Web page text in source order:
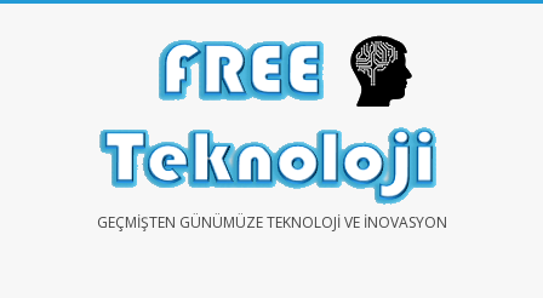
FREEGEÇMIŞTEN GÜNÜMÜZE TEKNOLOJI VE İNOVASYON